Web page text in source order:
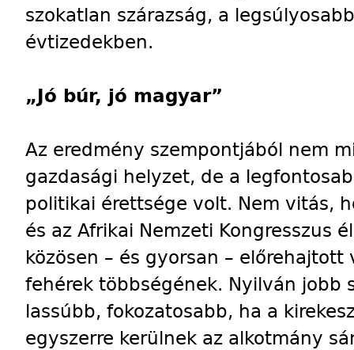
szokatlan szárazság, a
évtizedekben.
„Jó búr, jó magyar”
Az eredmény szempontjából nem
gazdasági helyzet, de a
politikai érettsége volt. Nem vitás,
és az Afrikai Nemzeti Kongresszus
közösen – és gyorsan –
fehérek többségének. Nyilván jobb
lassúbb, fokozatosabb, ha a
egyszerre kerülnek az alkotmány